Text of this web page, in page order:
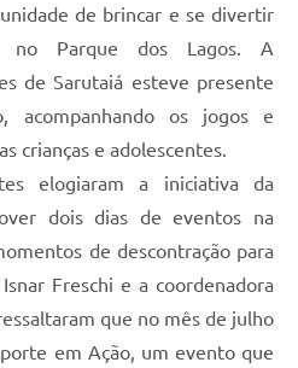
de brincar e se divertir
no Parque dos Lagos. A
de Sarutaiá esteve presente
acompanhando os jogos e
crianças e adolescentes.
elogiaram a iniciativa da
dois dias de eventos na
de descontração para
Freschi e a coordenadora
que no mês de julho
em Ação, um evento que